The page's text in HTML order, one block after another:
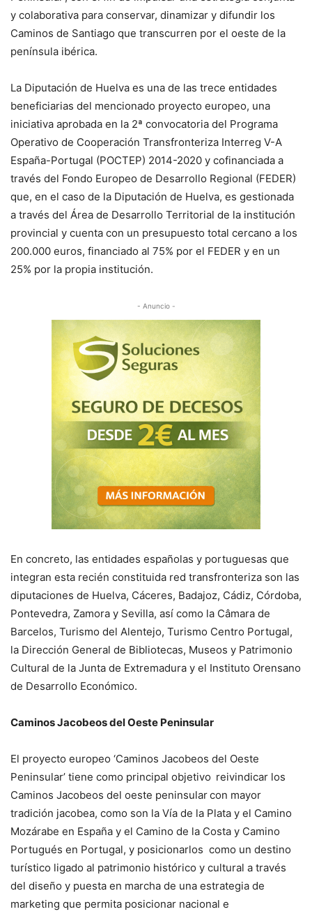
y colaborativa para conservar, dinamizar y difundir los
Caminos de Santiago que transcurren por el oeste de la
península ibérica.
La Diputación de Huelva es una de las trece entidades
beneficiarias del mencionado proyecto europeo, una
iniciativa aprobada en la 2ª convocatoria del Programa
Operativo de Cooperación Transfronteriza Interreg V-A
España-Portugal (POCTEP) 2014-2020 y cofinanciada a
través del Fondo Europeo de Desarrollo Regional (FEDER)
que, en el caso de la Diputación de Huelva, es gestionada
a través del Área de Desarrollo Territorial de la institución
provincial y cuenta con un presupuesto total cercano a los
200.000 euros, financiado al 75% por el FEDER y en un
25% por la propia institución.
- Anuncio -
En concreto, las entidades españolas y portuguesas que
integran esta recién constituida red transfronteriza son las
diputaciones de Huelva, Cáceres, Badajoz, Cádiz, Córdoba,
Pontevedra, Zamora y Sevilla, así como la Câmara de
Barcelos, Turismo del Alentejo, Turismo Centro Portugal,
la Dirección General de Bibliotecas, Museos y Patrimonio
Cultural de la Junta de Extremadura y el Instituto Orensano
de Desarrollo Económico.
Caminos Jacobeos del Oeste Peninsular
El proyecto europeo ‘Caminos Jacobeos del Oeste
Peninsular’ tiene como principal objetivo reivindicar los
Caminos Jacobeos del oeste peninsular con mayor
tradición jacobea, como son la Vía de la Plata y el Camino
Mozárabe en España y el Camino de la Costa y Camino
Portugués en Portugal, y posicionarlos como un destino
turístico ligado al patrimonio histórico y cultural a través
del diseño y puesta en marcha de una estrategia de
marketing que permita posicionar nacional e